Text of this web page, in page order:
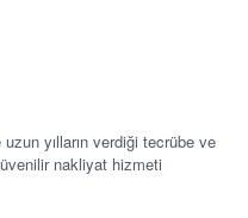
yılların verdiği tecrübe ve
nakliyat hizmeti